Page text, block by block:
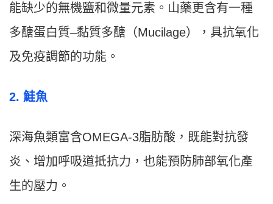
能缺少的無機鹽和微量元素。山藥更含有一種
多醣蛋白質–黏質多醣（Mucilage），具抗氧化
及免疫調節的功能。
2. 鮭魚
深海魚類富含OMEGA-3脂肪酸，既能對抗發
炎、增加呼吸道抵抗力，也能預防肺部氧化產
生的壓力。